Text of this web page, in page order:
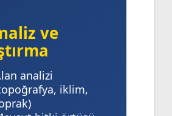
ve
analizi
iklim,